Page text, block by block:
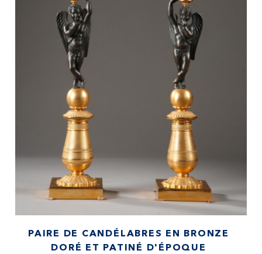
PAIRE DE CANDÉLABRES EN BRONZE
DORÉ ET PATINÉ D'ÉPOQUE